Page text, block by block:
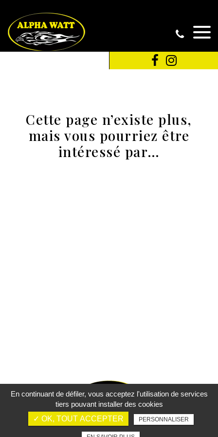
Cette page n’existe plus,
mais vous pourriez être
intéressé par…
En continuant de défiler, vous acceptez l'utilisation de services
tiers pouvant installer des cookies
✓ OK, TOUT ACCEPTER
PERSONNALISER